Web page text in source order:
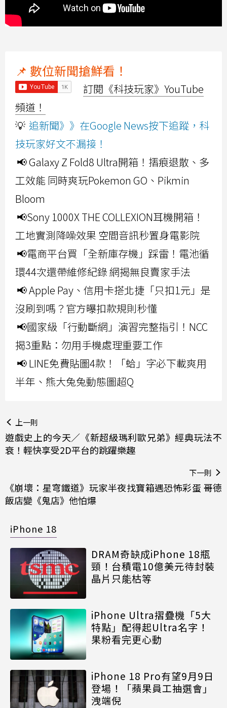
📌 數位新聞搶鮮看！
訂閱《科技玩家》YouTube
頻道！
💡 追新聞》》在Google News按下追蹤，科
技玩家好文不漏接！
📢 Galaxy Z Fold8 Ultra開箱！摺痕退散、多
工效能 同時爽玩Pokemon GO、Pikmin
Bloom
📢Sony 1000X THE COLLEXION耳機開箱！
工地實測降噪效果 空間音訊秒置身電影院
📢電商平台買「全新庫存機」踩雷！電池循
環44次還帶維修紀錄 網揭無良賣家手法
📢 Apple Pay、信用卡搭北捷「只扣1元」是
沒刷到嗎？官方曝扣款規則秒懂
📢國家級「行動斷網」演習完整指引！NCC
揭3重點：勿用手機處理重要工作
📢 LINE免費貼圖4款！「蛤」字必下載爽用
半年、熊大兔兔動態圖超Q
上一則
遊戲史上的今天／《新超級瑪利歐兄弟》經典玩法不
衰！輕快享受2D平台的跳躍樂趣
下一則
《崩壞：星穹鐵道》玩家半夜找寶箱遇恐怖彩蛋 哥德
飯店變《鬼店》他怕爆
iPhone 18
DRAM奇缺成iPhone 18瓶
頸！台積電10億美元待封裝
晶片只能枯等
iPhone Ultra摺疊機「5大
特點」配得起Ultra名字！
果粉看完更心動
iPhone 18 Pro有望9月9日
登場！「蘋果員工抽選會」
洩端倪